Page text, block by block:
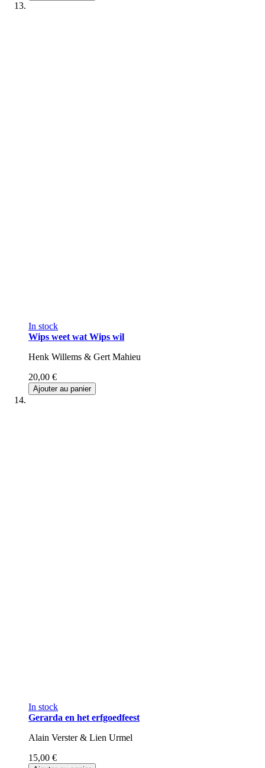
In stock
Wips weet wat Wips wil
Henk Willems & Gert Mahieu
20,00 €
Ajouter au panier
In stock
Gerarda en het erfgoedfeest
Alain Verster & Lien Urmel
15,00 €